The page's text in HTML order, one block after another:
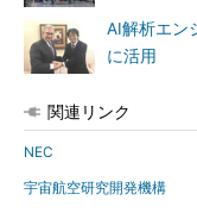
AI解析エン
に活用
関連リンク
NEC
宇宙航空研究開発機構